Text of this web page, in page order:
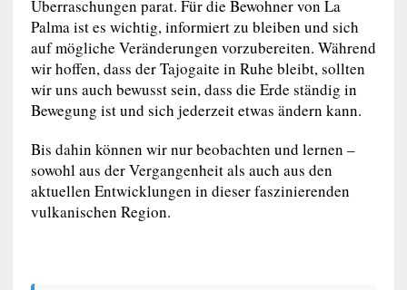
Überraschungen parat. Für die Bewohner von La
Palma ist es wichtig, informiert zu bleiben und sich
auf mögliche Veränderungen vorzubereiten. Während
wir hoffen, dass der Tajogaite in Ruhe bleibt, sollten
wir uns auch bewusst sein, dass die Erde ständig in
Bewegung ist und sich jederzeit etwas ändern kann.
Bis dahin können wir nur beobachten und lernen –
sowohl aus der Vergangenheit als auch aus den
aktuellen Entwicklungen in dieser faszinierenden
vulkanischen Region.